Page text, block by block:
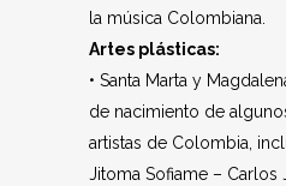
la música Colombiana.
Artes plásticas:
• Santa Marta y
de nacimiento de
artistas de Colombia,
Jitoma Sofiame – Carlos